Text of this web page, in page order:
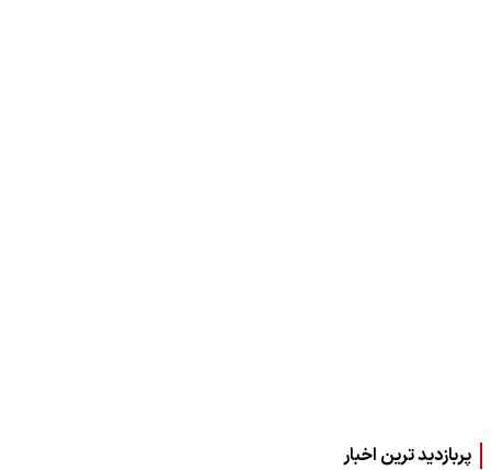
پربازدید ترین اخبار